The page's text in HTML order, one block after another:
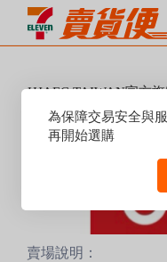
HJAEC TAIWAN官方
賣場說明：
Reset
Focus
為保障交易安全與
再開始選購